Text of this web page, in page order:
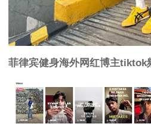
菲律宾健身海外网红博主tiktok